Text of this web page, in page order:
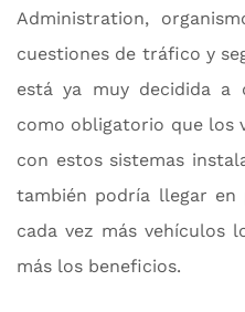
Administration,
cuestiones de tráfico y
está ya muy decidida a
como obligatorio que los
con estos sistemas
también podría llegar en
cada vez más vehículos
más los beneficios.